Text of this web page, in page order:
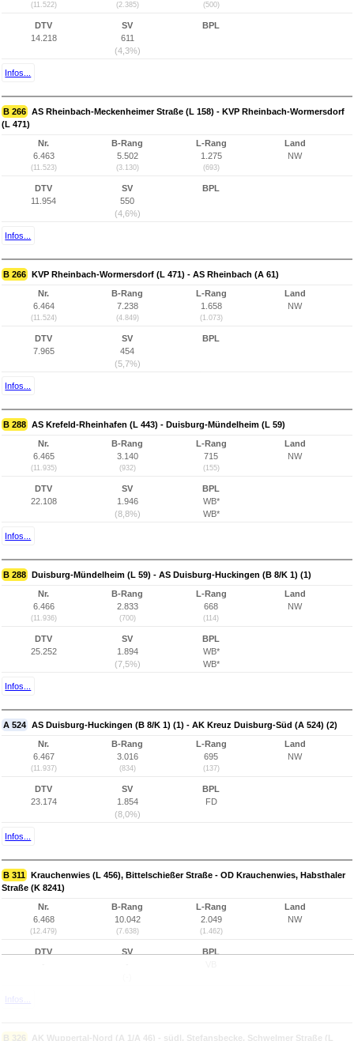
(11.522) (2.385) (500)
DTV
14.218
SV
611
(4,3%)
BPL
Infos...
B 266 AS Rheinbach-Meckenheimer Straße (L 158) - KVP Rheinbach-Wormersdorf
(L 471)
Nr.
6.463
(11.523)
B-Rang
5.502
(3.130)
L-Rang
1.275
(693)
Land
NW
DTV
11.954
SV
550
(4,6%)
BPL
Infos...
B 266 KVP Rheinbach-Wormersdorf (L 471) - AS Rheinbach (A 61)
Nr.
6.464
(11.524)
B-Rang
7.238
(4.849)
L-Rang
1.658
(1.073)
Land
NW
DTV
7.965
SV
454
(5,7%)
BPL
Infos...
B 288 AS Krefeld-Rheinhafen (L 443) - Duisburg-Mündelheim (L 59)
Nr.
6.465
(11.935)
B-Rang
3.140
(932)
L-Rang
715
(155)
Land
NW
DTV
22.108
SV
1.946
(8,8%)
BPL
WB*
WB*
Infos...
B 288 Duisburg-Mündelheim (L 59) - AS Duisburg-Huckingen (B 8/K 1) (1)
Nr.
6.466
(11.936)
B-Rang
2.833
(700)
L-Rang
668
(114)
Land
NW
DTV
25.252
SV
1.894
(7,5%)
BPL
WB*
WB*
Infos...
A 524 AS Duisburg-Huckingen (B 8/K 1) (1) - AK Kreuz Duisburg-Süd (A 524) (2)
Nr.
6.467
(11.937)
B-Rang
3.016
(834)
L-Rang
695
(137)
Land
NW
DTV
23.174
SV
1.854
(8,0%)
BPL
FD
Infos...
B 311 Krauchenwies (L 456), Bittelschießer Straße - OD Krauchenwies, Habsthaler
Straße (K 8241)
Nr.
6.468
(12.479)
B-Rang
10.042
(7.638)
L-Rang
2.049
(1.462)
Land
NW
DTV
SV
BPL
Infos...
B 326 AK Wuppertal-Nord (A 1/A 46) - südl. Stefansbecke, Schwelmer Straße (L